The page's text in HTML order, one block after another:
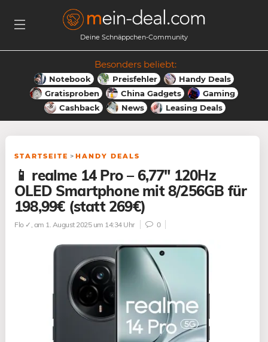
Deine Schnäppchen-Community
Besonders beliebt:
Notebook Preisfehler
Handy Deals
Gratisproben
China Gadgets
Gaming
Cashback
News Leasing Deals
STARTSEITE > HANDY DEALS
📱 realme 14 Pro – 6,77″ 120Hz
OLED Smartphone mit 8/256GB für
198,99€ (statt 269€)
Flo ✓ , am 1. August 2025 um 14:34 Uhr 0